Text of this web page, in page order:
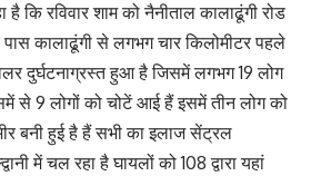
है कि रविवार शाम को नैनीताल कालाढूंगी रोड
कालाढूंगी से लगभग चार किलोमीटर पहले
दुर्घटनाग्रस्त हुआ है जिसमें लगभग 19 लोग
से 9 लोगों को चोटें आई हैं इसमें तीन लोग को
बनी हुई है हैं सभी का इलाज सेंट्रल
में चल रहा है घायलों को 108 द्वारा यहां